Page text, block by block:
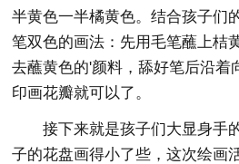
半黄色一半橘黄色。结合孩子们
笔双色的画法：先用毛笔蘸上桔
去蘸黄色的'颜料，舔好笔后沿着
印画花瓣就可以了。
接下来就是孩子们大显身手
子的花盘画得小了些，这次绘画